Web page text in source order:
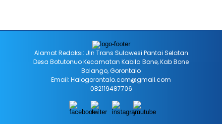
Alamat Redaksi: Jln Trans Sulawesi Pantai Selatan
Desa Botutonuo Kecamatan Kabila Bone, Kab Bone
Bolango, Gorontalo
Email: Halogorontalo.com@gmail.com
082119487706